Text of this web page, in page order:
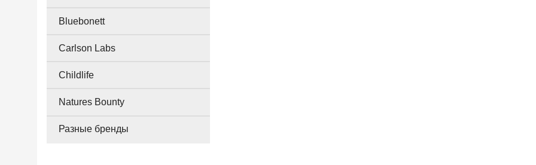
Bluebonett
Carlson Labs
Childlife
Natures Bounty
Разные бренды